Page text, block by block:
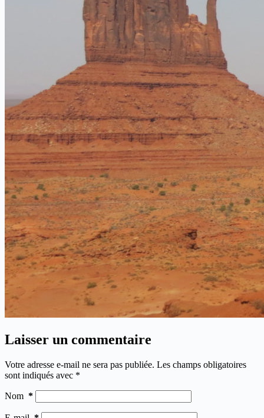
Laisser un commentaire
Votre adresse e-mail ne sera pas publiée. Les champs obligatoires
sont indiqués avec *
Nom *